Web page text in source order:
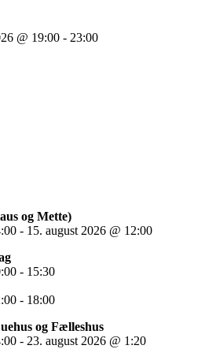
@ 19:00 - 23:00
og Mette)
- 15. august 2026 @ 12:00
- 15:30
- 18:00
og Fælleshus
- 23. august 2026 @ 1:20